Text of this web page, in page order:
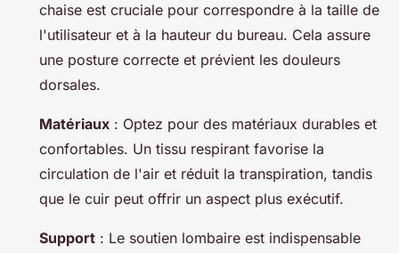
chaise est cruciale pour correspondre à la taille de
l'utilisateur et à la hauteur du bureau. Cela assure
une posture correcte et prévient les douleurs
dorsales.
Matériaux : Optez pour des matériaux durables et
confortables. Un tissu respirant favorise la
circulation de l'air et réduit la transpiration, tandis
que le cuir peut offrir un aspect plus exécutif.
Support : Le soutien lombaire est indispensable